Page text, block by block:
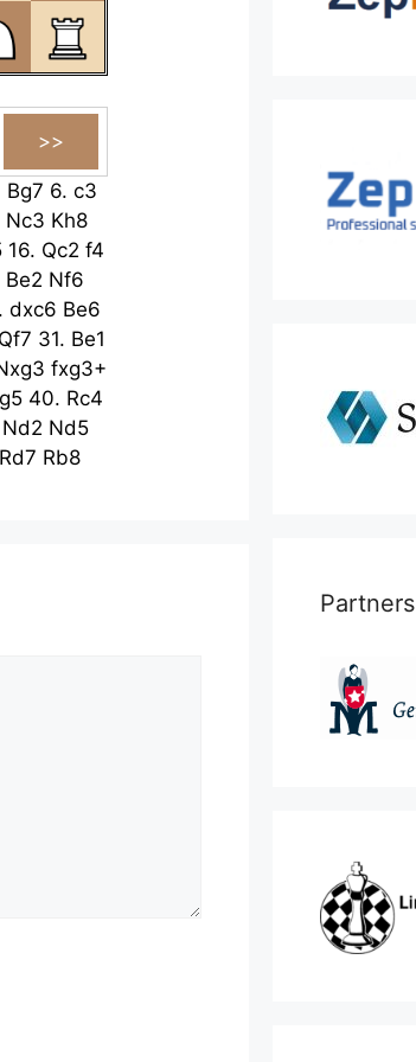
Bg7 6. c3
Nc3 Kh8
16. Qc2 f4
Be2 Nf6
dxc6 Be6
Qf7 31. Be1
fxg3+
40. Rc4
Nd2 Nd5
Rd7 Rb8
Partners